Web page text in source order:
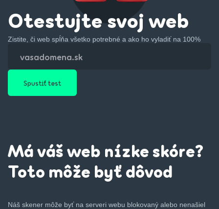
Otestujte svoj web
Zistite, či web spĺňa všetko potrebné a ako ho vyladiť na 100%
Spustiť test
Má váš web nízke skóre?
Toto môže byť dôvod
Náš skener môže byť na serveri webu blokovaný alebo nenašiel